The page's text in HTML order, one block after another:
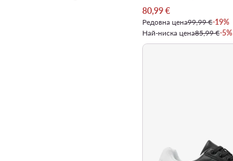
Актуална цена
80,99€
Редовна цена99,99 €-19%
Най-ниска цена85,99 €-5%